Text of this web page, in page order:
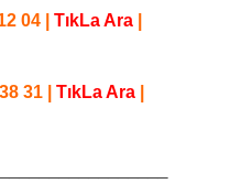
04 TıkLa Ara
31 TıkLa Ara